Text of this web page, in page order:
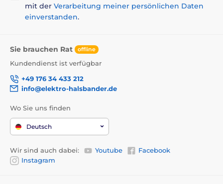
mit der Verarbeitung meiner persönlichen Daten
einverstanden.
Sie brauchen Rat offline
Kundendienst ist verfügbar
+49 176 34 433 212
info@elektro-halsbander.de
Wo Sie uns finden
Deutsch
Wir sind auch dabei: Youtube
Facebook
Instagram